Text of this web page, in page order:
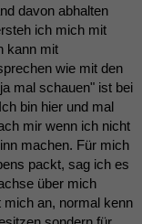
davon abhalten
ich mich mit
kann mit
wie mit den
mal schauen" ist bei
bin hier und mal
mir wenn ich nicht
machen. Für mich
packt, sag ich es
über mich
an, normal kenn